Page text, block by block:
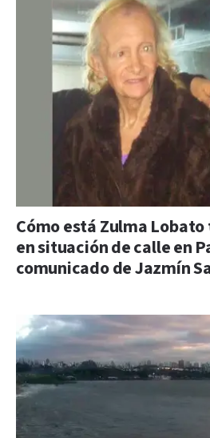
Cómo está Zulma
en situación de calle en
comunicado de Jazmín